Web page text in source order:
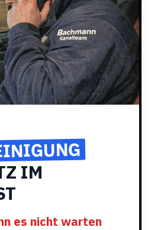
IM
es nicht warten